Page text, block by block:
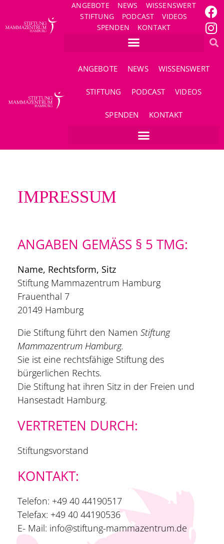
ANGEBOTE NEWS
WISSENSWERT
STIFTUNG
PODCAST
VIDEOS
SPENDEN
KONTAKT
ANGEBOTE NEWS WISSENSWERT
STIFTUNG PODCAST VIDEOS
SPENDEN KONTAKT
IMPRESSUM
ANGABEN GEMÄSS § 5 TMG:
Name, Rechtsform, Sitz
Stiftung Mammazentrum Hamburg
Frauenthal 7
20149 Hamburg
Die Stiftung führt den Namen Stiftung
Mammazentrum Hamburg.
Sie ist eine rechtsfähige Stiftung des
bürgerlichen Rechts.
Die Stiftung hat ihren Sitz in der Freien und
Hansestadt Hamburg.
VERTRETEN DURCH:
Stiftungsvorstand
KONTAKT:
Telefon: +49 40 44190517
Telefax: +49 40 44190536
E- Mail: info@stiftung-mammazentrum.de